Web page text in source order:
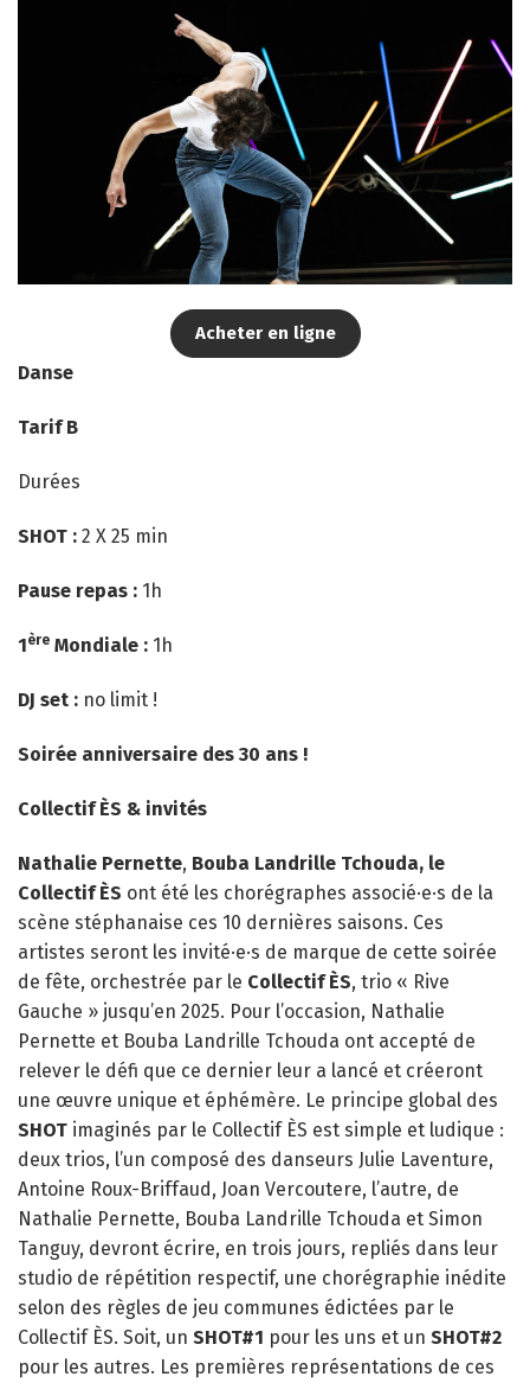
Acheter en ligne
Danse
Tarif B
Durées
SHOT : 2 X 25 min
Pause repas : 1h
1ère Mondiale : 1h
DJ set : no limit !
Soirée anniversaire des 30 ans !
Collectif ÈS & invités
Nathalie Pernette, Bouba Landrille Tchouda, le
Collectif ÈS ont été les chorégraphes associé·e·s de la
scène stéphanaise ces 10 dernières saisons. Ces
artistes seront les invité·e·s de marque de cette soirée
de fête, orchestrée par le Collectif ÈS, trio « Rive
Gauche » jusqu’en 2025. Pour l’occasion, Nathalie
Pernette et Bouba Landrille Tchouda ont accepté de
relever le défi que ce dernier leur a lancé et créeront
une œuvre unique et éphémère. Le principe global des
SHOT imaginés par le Collectif ÈS est simple et ludique :
deux trios, l’un composé des danseurs Julie Laventure,
Antoine Roux-Briffaud, Joan Vercoutere, l’autre, de
Nathalie Pernette, Bouba Landrille Tchouda et Simon
Tanguy, devront écrire, en trois jours, repliés dans leur
studio de répétition respectif, une chorégraphie inédite
selon des règles de jeu communes édictées par le
Collectif ÈS. Soit, un SHOT#1 pour les uns et un SHOT#2
pour les autres. Les premières représentations de ces